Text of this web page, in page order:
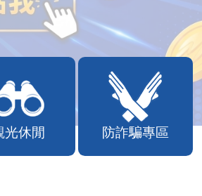
光休閒 防詐騙專區